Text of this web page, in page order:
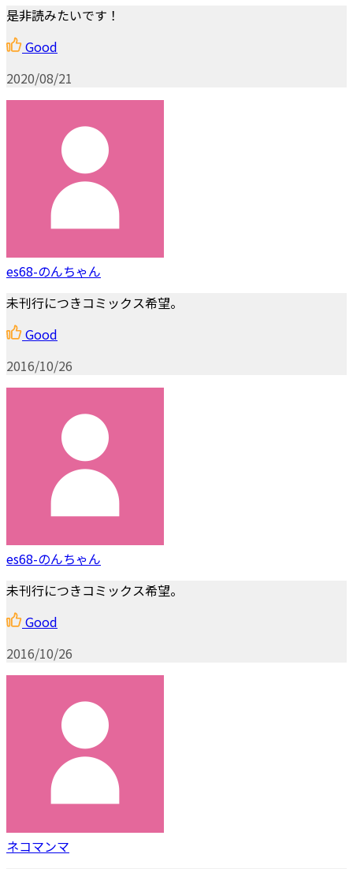
是非読みたいです！
Good
2020/08/21
es68-のんちゃん
未刊行につきコミックス希望。
Good
2016/10/26
es68-のんちゃん
未刊行につきコミックス希望。
Good
2016/10/26
ネコマンマ